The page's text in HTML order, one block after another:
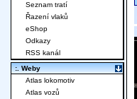
Seznam tratí
Řazení vlaků
eShop
Odkazy
RSS kanál
:. Weby
Atlas lokomotiv
Atlas vozů